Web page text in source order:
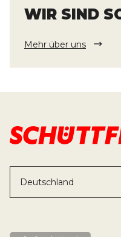
WIR SIND
Mehr über uns
Deutschland